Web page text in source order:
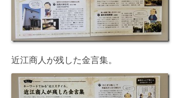
近江商人が残した金言集。